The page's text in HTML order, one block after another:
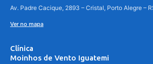
Av. Padre Cacique, 2893 – Cristal, Porto Alegre –
Ver no mapa
Clínica
Moinhos de Vento Iguatemi